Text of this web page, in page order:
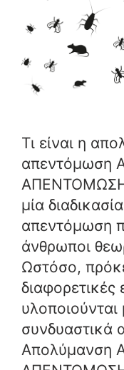
Τι είναι η
απεντόμωση
μία
απεντόμωση
άνθρωποι
Ωστόσο,
συνδυαστικά
Απολύμανση